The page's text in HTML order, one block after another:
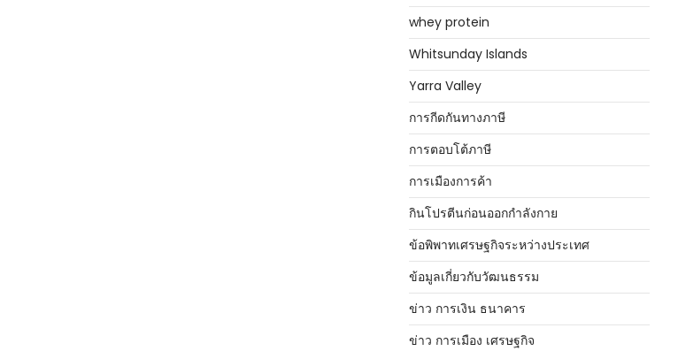
whey protein
Whitsunday Islands
Yarra Valley
การกีดกันทางภาษี
การตอบโต้ภาษี
การเมืองการค้า
กินโปรตีนก่อนออกกำลังกาย
ข้อพิพาทเศรษฐกิจระหว่างประเทศ
ข้อมูลเกี่ยวกับวัฒนธรรม
ข่าว การเงิน ธนาคาร
ข่าว การเมือง เศรษฐกิจ